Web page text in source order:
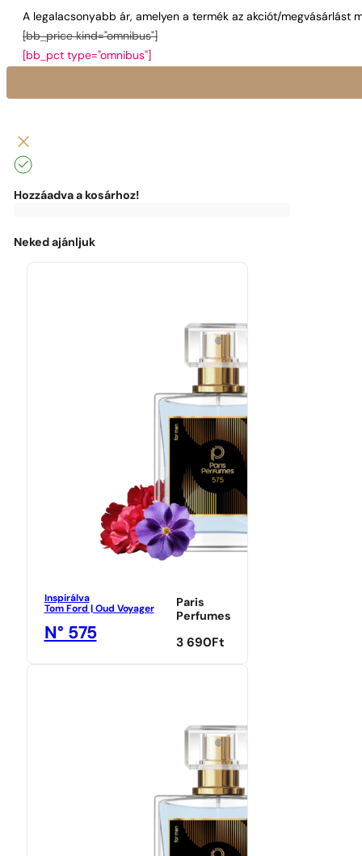
A legalacsonyabb ár, amelyen a termék az akciót/megvásárlást
[bb_price kind="omnibus"]
[bb_pct type="omnibus"]
Hozzáadva a kosárhoz!
kiszállításhoz
a
Neked ajánljuk
Inspirálva
Tom Ford | Oud Voyager
N° 575
Paris
Perfumes
3 690 Ft